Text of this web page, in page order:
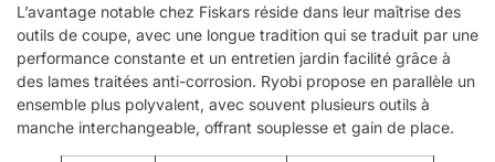
L’avantage notable chez Fiskars réside dans leur maîtrise des
outils de coupe, avec une longue tradition qui se traduit par une
performance constante et un entretien jardin facilité grâce à
des lames traitées anti-corrosion. Ryobi propose en parallèle un
ensemble plus polyvalent, avec souvent plusieurs outils à
manche interchangeable, offrant souplesse et gain de place.